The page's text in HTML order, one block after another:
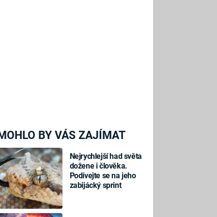
BY VÁS ZAJÍMAT
Nejrychlejší had světa
dožene i člověka.
Podívejte se na jeho
zabijácký sprint